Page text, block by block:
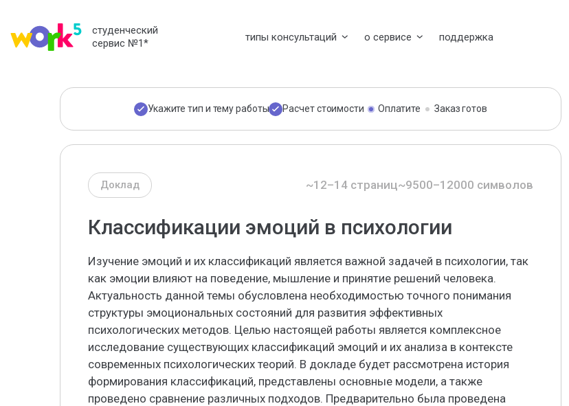
студенческий
сервис №1* типы консультаций о сервисе поддержка
Укажите тип и тему работы Расчет стоимости Оплатите Заказ готов
Доклад ~12–14 страниц~9500–12000 символов
Классификации эмоций в психологии
Изучение эмоций и их классификаций является важной задачей в психологии, так
как эмоции влияют на поведение, мышление и принятие решений человека.
Актуальность данной темы обусловлена необходимостью точного понимания
структуры эмоциональных состояний для развития эффективных
психологических методов. Целью настоящей работы является комплексное
исследование существующих классификаций эмоций и их анализа в контексте
современных психологических теорий. В докладе будет рассмотрена история
формирования классификаций, представлены основные модели, а также
проведено сравнение различных подходов. Предварительно была проведена